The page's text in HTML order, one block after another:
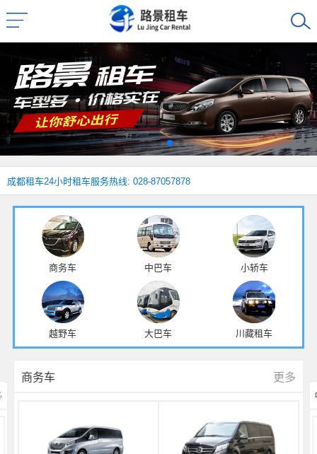
成都租车24小时租车服务热线: 028-87057878
商务车 中巴车 小轿车
越野车 大巴车 川藏租车
商务车 更多